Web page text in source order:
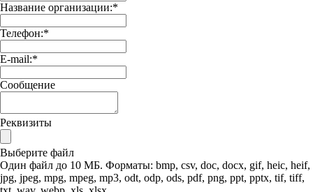
Название организации:*
Телефон:*
E-mail:*
Сообщение
Реквизиты
Выберите файл
Один файл до 10 МБ. Форматы: bmp, csv, doc, docx, gif, heic, heif,
jpg, jpeg, mpg, mpeg, mp3, odt, odp, ods, pdf, png, ppt, pptx, tif, tiff,